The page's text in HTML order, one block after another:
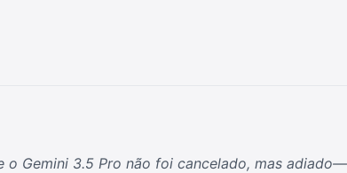
o Gemini 3.5 Pro não foi cancelado, mas